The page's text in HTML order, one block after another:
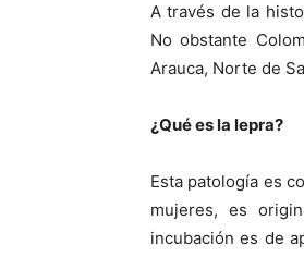
A través de la
No obstante
Arauca, Norte de
¿Qué es la lepra?
Esta patología es
mujeres, es
incubación es de